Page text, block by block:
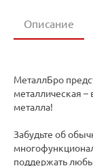
Описание
МеталлБро
металлическая
металла!
Забудьте об
поддержать